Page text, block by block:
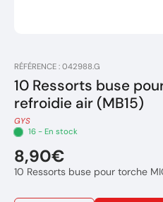
RÉFÉRENCE : 042988.G
10 Ressorts buse
refroidie air (MB15)
GYS
16 - En stock
8,90€
10 Ressorts buse pour torche